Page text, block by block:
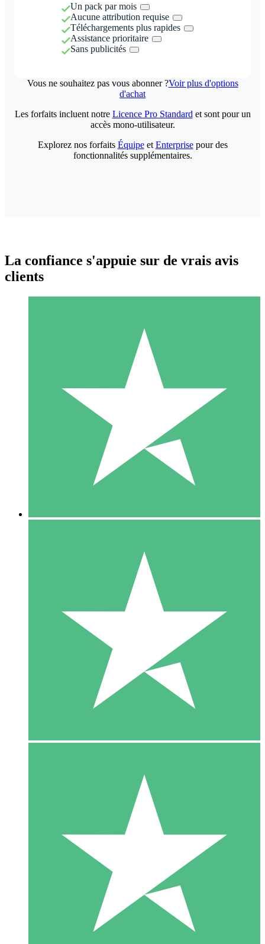
Un pack par mois
Aucune attribution requise
Téléchargements plus rapides
Assistance prioritaire
Sans publicités
Vous ne souhaitez pas vous abonner ?Voir plus d'options
d'achat
Packs de Crédits Individuels
Payez à l'utilisation avec des crédits de téléchargement. Sans
1 Téléchargement
10 00
10 Téléchargements
20 00
Les forfaits incluent notre Licence Pro Standard et sont pour un
accès mono-utilisateur.
Explorez nos forfaits Équipeet Enterprisepour des
fonctionnalités supplémentaires.
La confiance s'appuie sur de vrais avis
clients